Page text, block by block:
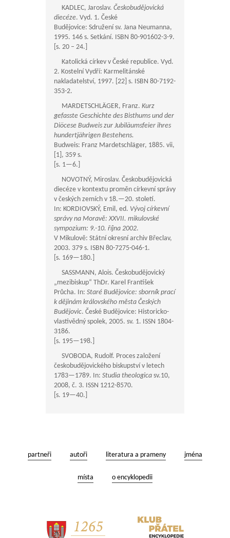
KADLEC, Jaroslav. Českobudějovická
diecéze. Vyd. 1. České
Budějovice: Sdružení sv. Jana Neumanna,
1995. 146 s. Setkání. ISBN 80-901602-3-9.
[s. 20 – 24.]
Katolická církev v České republice. Vyd.
2. Kostelní Vydří: Karmelitánské
nakladatelství, 1997. [22] s. ISBN 80-7192-
353-2.
MARDETSCHLÄGER, Franz. Kurz
gefasste Geschichte des Bisthums und der
Diöcese Budweis zur Jubiläumsfeier ihres
hundertjährigen Bestehens.
Budweis: Franz Mardetschläger, 1885. vii,
[1], 359 s.
[s. 1—6.]
NOVOTNÝ, Miroslav. Českobudějovická
diecéze v kontextu proměn církevní správy
v českých zemích v 18.—20. století.
In: KORDIOVSKÝ, Emil, ed. Vývoj církevní
správy na Moravě: XXVII. mikulovské
sympozium: 9.-10. října 2002.
V Mikulově: Státní okresní archiv Břeclav,
2003. 379 s. ISBN 80-7275-046-1.
[s. 169—180.]
SASSMANN, Alois. Českobudějovický
„mezibiskup“ ThDr. Karel František
Průcha. In: Staré Budějovice: sborník prací
k dějinám královského města Českých
Budějovic. České Budějovice: Historicko-
vlastivědný spolek, 2005. sv. 1. ISSN 1804-
3186.
[s. 195—198.]
SVOBODA, Rudolf. Proces založení
českobudějovického biskupství v letech
1783—1789. In: Studia theologica sv.10,
2008, č. 3. ISSN 1212-8570.
[s. 19—40.]
partneři autoři literatura a prameny jména
místa o encyklopedii